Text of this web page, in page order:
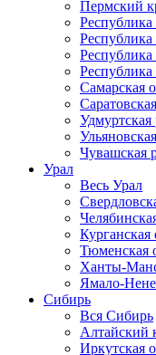
Пермский
Республика
Республика
Самарская
Удмуртская
Чувашская
Урал
Весь Урал
Курганская
Тюменская
Ханты-
Ямало-
Сибирь
Вся Сибирь
Алтайский
Иркутская